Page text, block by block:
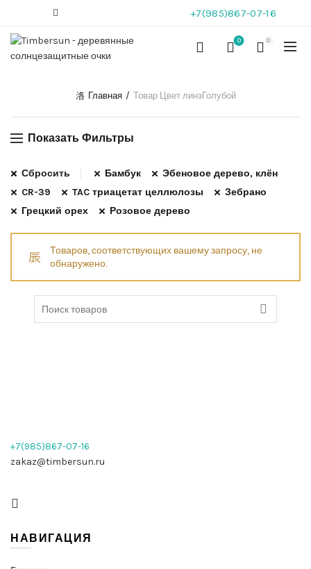
+7(985)867-07-16
0 0
Главная Товар Цвет линзГолубой
Показать Фильтры
Сбросить Бамбук
Эбеновое дерево, клён
CR-39
TAC триацетат целлюлозы
Зебрано
Грецкий орех
Розовое дерево
Товаров, соответствующих вашему запросу, не
обнаружено.
+7(985)867-07-16
zakaz@timbersun.ru
НАВИГАЦИЯ